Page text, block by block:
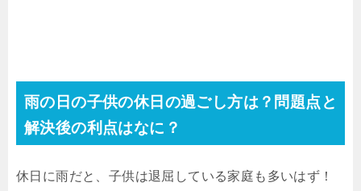
雨の日の子供の休日の過ごし方は？問題点と
解決後の利点はなに？
休日に雨だと、子供は退屈している家庭も多いはず！